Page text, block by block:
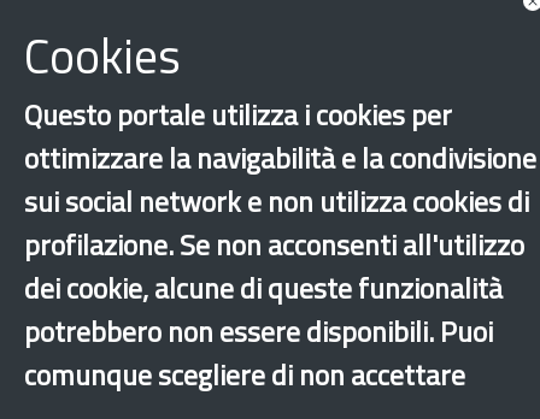
Guide
Consulta tutte le news associate
Guide
Cookies
Questo portale utilizza i cookies per
ottimizzare la navigabilità e la condivisione
sui social network e non utilizza cookies di
profilazione. Se non acconsenti all'utilizzo
dei cookie, alcune di queste funzionalità
potrebbero non essere disponibili. Puoi
comunque scegliere di non accettare